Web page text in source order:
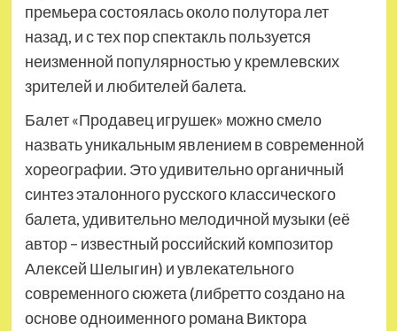
премьера состоялась около полутора лет
назад, и с тех пор спектакль пользуется
неизменной популярностью у кремлевских
зрителей и любителей балета.
Балет «Продавец игрушек» можно смело
назвать уникальным явлением в современной
хореографии. Это удивительно органичный
синтез эталонного русского классического
балета, удивительно мелодичной музыки (её
автор – известный российский композитор
Алексей Шелыгин) и увлекательного
современного сюжета (либретто создано на
основе одноименного романа Виктора